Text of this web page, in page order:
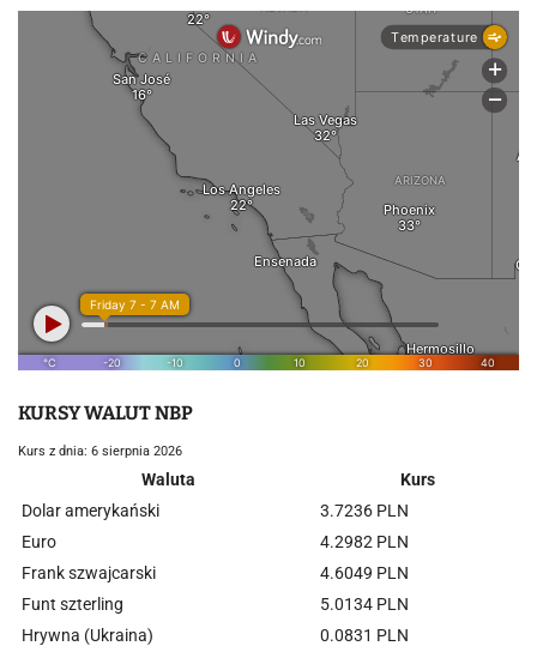
KURSY WALUT NBP
Kurs z dnia: 6 sierpnia 2026
Waluta
Kurs
Dolar amerykański
3.7236 PLN
Euro
4.2982 PLN
Frank szwajcarski
4.6049 PLN
Funt szterling
5.0134 PLN
Hrywna (Ukraina)
0.0831 PLN